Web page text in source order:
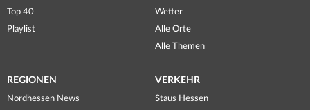
Top 40
Playlist
Wetter
Alle Orte
Alle Themen
REGIONEN
Nordhessen News
VERKEHR
Staus Hessen